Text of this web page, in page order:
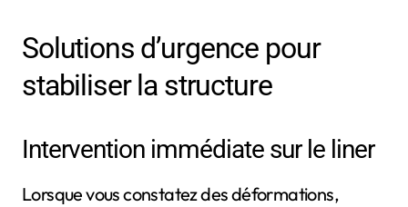
Solutions d’urgence pour
stabiliser la structure
Intervention immédiate sur le liner
Lorsque vous constatez des déformations,